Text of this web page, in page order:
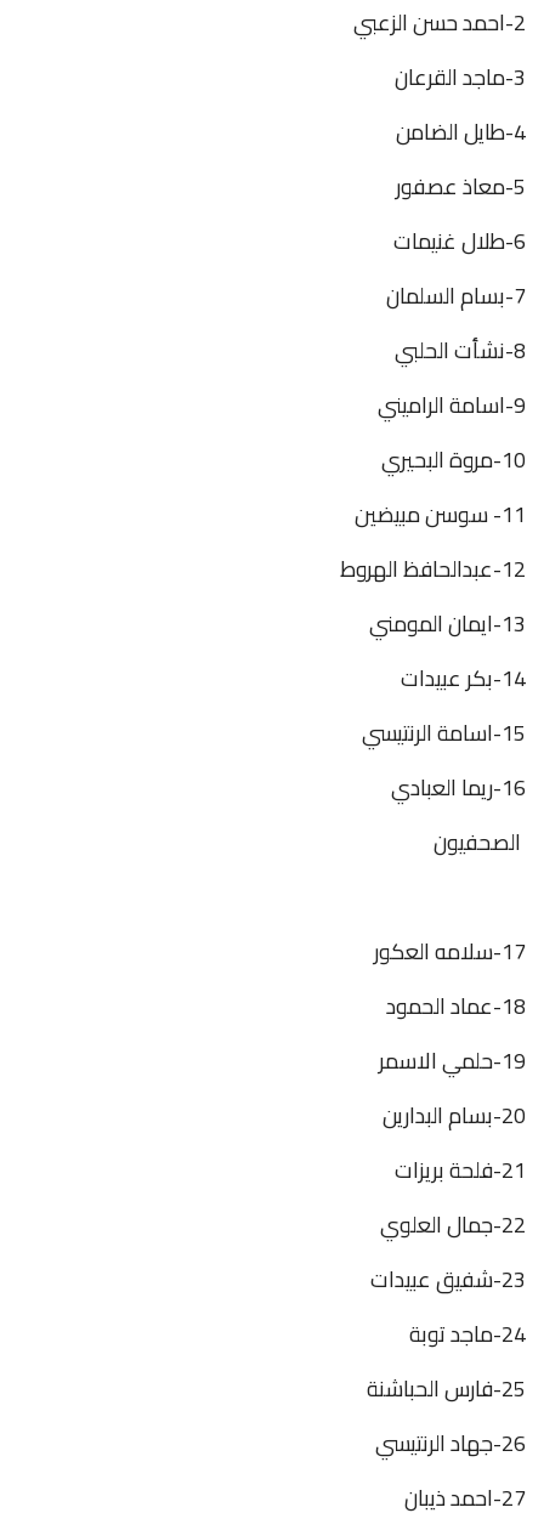
2-احمد حسن الزعبي
3-ماجد القرعان
4-طايل الضامن
5-معاذ عصفور
6-طلال غنيمات
7-بسام السلمان
8-نشأت الحلبي
9-اسامة الراميني
10-مروة البحيري
11- سوسن مبيضين
12-عبدالحافظ الهروط
13-ايمان المومني
14-بكر عبيدات
15-اسامة الرنتيسي
16-ريما العبادي
الصحفيون
17-سلامه العكور
18-عماد الحمود
19-حلمي الاسمر
20-بسام البدارين
21-فلحة بريزات
22-جمال العلوي
23-شفيق عبيدات
24-ماجد توبة
25-فارس الحباشنة
26-جهاد الرنتيسي
27-احمد ذيبان